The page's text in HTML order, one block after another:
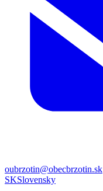
oubrzotin@obecbrzotin.sk
SKSlovensky